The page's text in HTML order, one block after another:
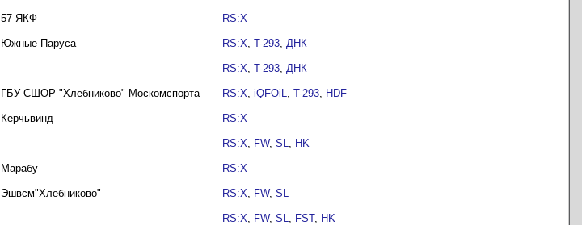
57 ЯКФ RS:X
Южные Паруса RS:X, T-293, ДНК
RS:X, T-293, ДНК
ГБУ СШОР "Хлебниково" Москомспорта RS:X, iQFOiL, T-293, HDF
Керчьвинд RS:X
RS:X, FW, SL, HK
Марабу RS:X
Эшвсм"Хлебниково" RS:X, FW, SL
RS:X, FW, SL, FST, HK